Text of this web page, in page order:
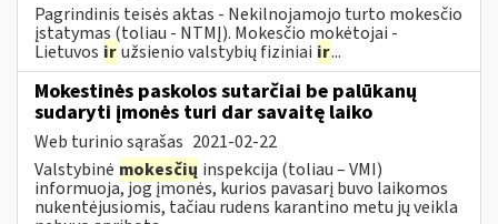
Pagrindinis teisės aktas - Nekilnojamojo turto mokesčio
įstatymas (toliau - NTMĮ). Mokesčio mokėtojai -
Lietuvos iružsienio valstybių fiziniai ir...
Mokestinės paskolos sutarčiai be palūkanų
sudaryti įmonės turi dar savaitę laiko
Web turinio sąrašas 2021-02-22
Valstybinė mokesčių inspekcija (toliau – VMI)
informuoja, jog įmonės, kurios pavasarį buvo laikomos
nukentėjusiomis, tačiau rudens karantino metu jų veikla